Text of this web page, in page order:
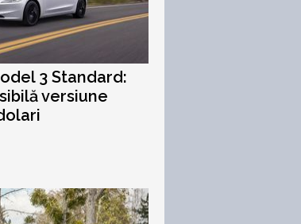
3 Standard:
versiune